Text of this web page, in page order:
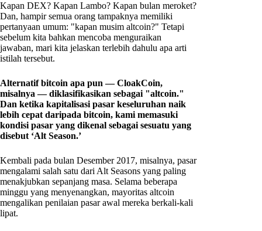
Kapan DEX? Kapan Lambo? Kapan bulan meroket?
Dan, hampir semua orang tampaknya memiliki
pertanyaan umum: "kapan musim altcoin?" Tetapi
sebelum kita bahkan mencoba menguraikan
jawaban, mari kita jelaskan terlebih dahulu apa arti
istilah tersebut.
Alternatif bitcoin apa pun — CloakCoin,
misalnya — diklasifikasikan sebagai "altcoin."
Dan ketika kapitalisasi pasar keseluruhan naik
lebih cepat daripada bitcoin, kami memasuki
kondisi pasar yang dikenal sebagai sesuatu yang
disebut ‘Alt Season.’
Kembali pada bulan Desember 2017, misalnya, pasar
mengalami salah satu dari Alt Seasons yang paling
menakjubkan sepanjang masa. Selama beberapa
minggu yang menyenangkan, mayoritas altcoin
mengalikan penilaian pasar awal mereka berkali-kali
lipat.